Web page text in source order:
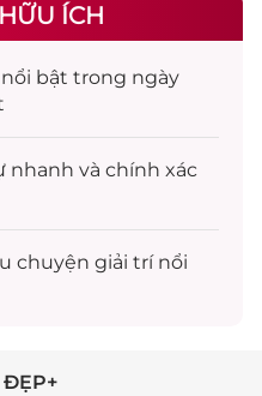
ÍCH
nổi bật trong ngày
nhanh và chính xác
chuyện giải trínổi
ĐẸP+